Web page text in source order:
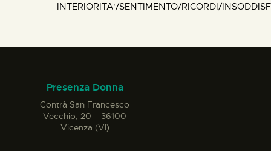
INTERIORITA'/SENTIMENTO/RICORDI/
Presenza Donna
Contrà San Francesco
Vecchio, 20 – 36100
Vicenza (VI)